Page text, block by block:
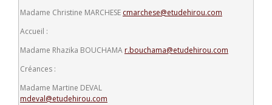
Madame Christine MARCHESE cmarchese@etudehirou.com
Accueil :
Madame Rhazika BOUCHAMA r.bouchama@etudehirou.com
Créances :
Madame Martine DEVAL
mdeval@etudehirou.com